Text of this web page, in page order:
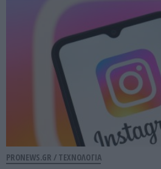
PRONEWS.GR / ΤΕΧΝΟΛΟΓΙΑ